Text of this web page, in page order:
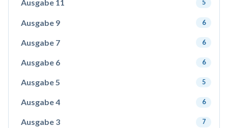
Ausgabe 11 5
Ausgabe 9 6
Ausgabe 7 6
Ausgabe 6 6
Ausgabe 5 5
Ausgabe 4 6
Ausgabe 3 7